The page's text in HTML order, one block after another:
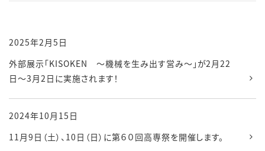
2025年2月5日
外部展示「KISOKEN 〜機械を生み出す営み〜」が2月22
日〜3月2日に実施されます！
2024年10月15日
11月9日（土）、10日（日）に第６０回高専祭を開催します。